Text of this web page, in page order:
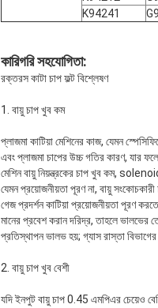
K94241
কারিগরি সহযোগিতা:
রক্তরস কাটা চাপ ফল্ট বিশ্লেষণ
1. বায়ু চাপ খুব কম
প্লাজমা কাটিয়া মেশিনের কাজ, যেমন
এবং প্লাজমা চাপের উচ্চ গতির কারণ, যার
মেশিন বায়ু নিয়ন্ত্রকের চাপ খুব কম,
যেমন প্রয়োজনীয়তা পূরণ না, বায়ু সংকোচকারী
গেজ প্রদর্শন কাটিয়া প্রয়োজনীয়তা পূরণ
মানের প্রবেশ করান দরিদ্র, তাহলে
প্রতিস্থাপন ভালভ হয়; গ্যাস রাস্তা
2. বায়ু চাপ খুব বেশী
যদি ইনপুট বায়ু চাপ 0.45 এমপিএর চেয়েও